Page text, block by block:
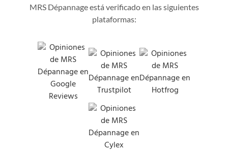
MRS Dépannage está verificado en las siguientes
plataformas: